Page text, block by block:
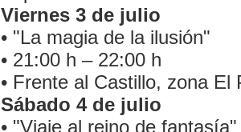
Viernes 3 de julio
• "La magia de la ilusión"
• 21:00 h – 22:00 h
• Frente al Castillo, zona El
Sábado 4 de julio
• "Viaje al reino de fantasía"